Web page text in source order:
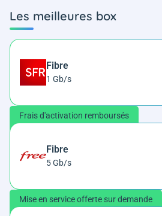
Les meilleures box
Fibre
1 Gb/s
Frais d'activation remboursés
Fibre
5 Gb/s
Mise en service offerte sur demande